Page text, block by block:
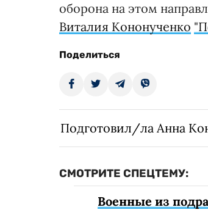
оборона на этом
Виталия Кононученко
Поделиться
Подготовил/ла Анна
СМОТРИТЕ СПЕЦТЕМУ:
Военные из